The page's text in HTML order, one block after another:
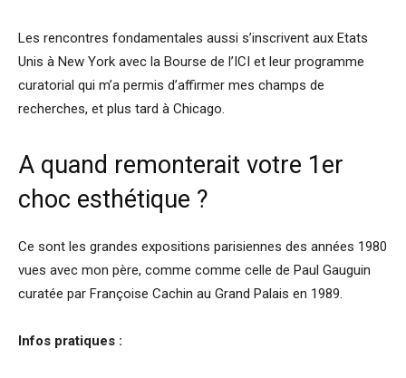
Les rencontres fondamentales aussi s’inscrivent aux Etats
Unis à New York avec la Bourse de l’ICI et leur programme
curatorial qui m’a permis d’affirmer mes champs de
recherches, et plus tard à Chicago.
A quand remonterait votre 1er
choc esthétique ?
Ce sont les grandes expositions parisiennes des années 1980
vues avec mon père, comme comme celle de Paul Gauguin
curatée par Françoise Cachin au Grand Palais en 1989.
Infos pratiques :